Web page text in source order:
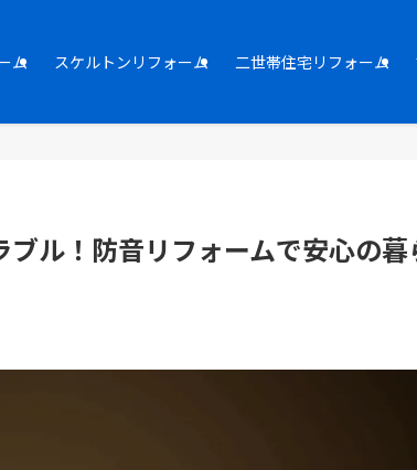
ム スケルトンリフォーム 二世帯住宅リフォーム
ル！防音リフォームで安心の暮